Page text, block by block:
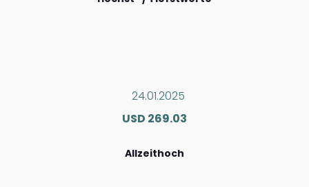
24.01.2025
USD 269.03
Allzeithoch